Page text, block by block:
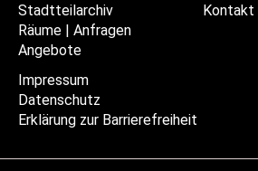
Stadtteilarchiv
Räume | Anfragen
Angebote
Kontakt
Impressum
Datenschutz
Erklärung zur Barrierefreiheit